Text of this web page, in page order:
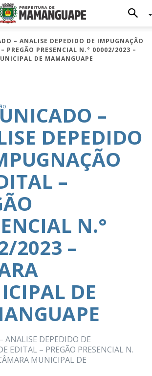
– ANALISE DEPEDIDO DE IMPUGNAÇÃO
PREGÃO PRESENCIAL N.° 00002/2023 –
DE MAMANGUAPE
–
DEPEDIDO
–
N.°
2023 –
DE
ANALISE DEPEDIDO DE
EDITAL – PREGÃO PRESENCIAL N.
MUNICIPAL DE